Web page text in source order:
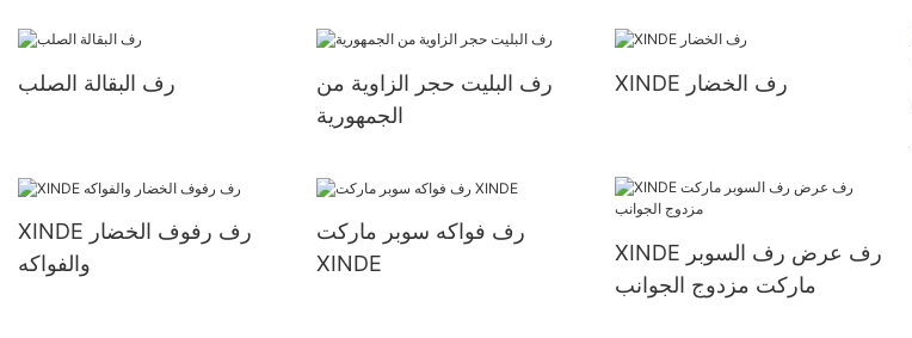
رف البقالة الصلب
رف البليت حجر الزاوية من
الجمهورية
XINDE رف الخضار
XINDE رف رفوف الخضار
والفواكه
رف فواكه سوبر ماركت
XINDE
XINDE رف عرض رف السوبر
ماركت مزدوج الجوانب